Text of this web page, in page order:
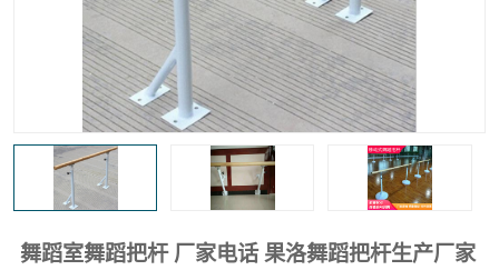
舞蹈室舞蹈把杆 厂家电话 果洛舞蹈把杆生产厂家